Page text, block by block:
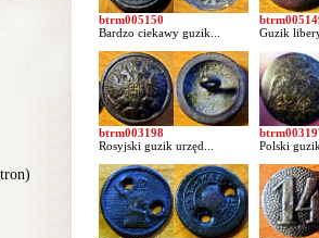
btrm005150
Bardzo ciekawy guzik...
Guzik
btrm003198
Rosyjski guzik urzęd...
Polski